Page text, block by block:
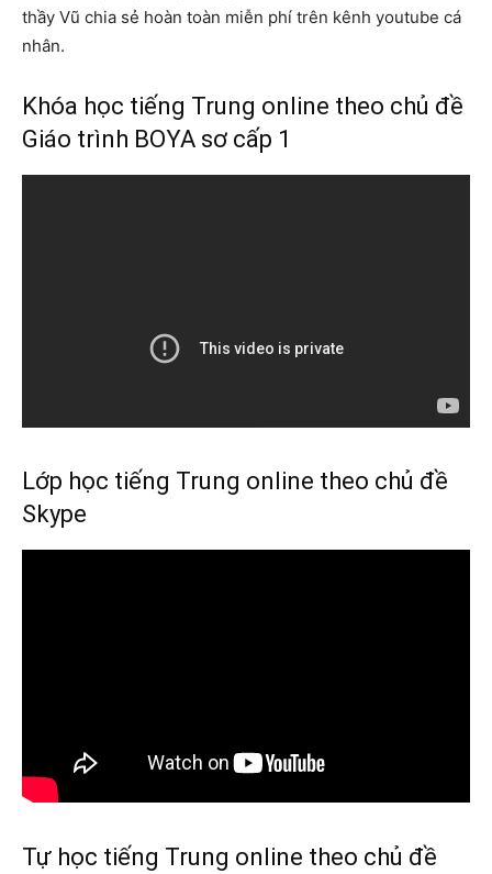
thầy Vũ chia sẻ hoàn toàn miễn phí trên kênh youtube cá
nhân.
Khóa học tiếng Trung online theo chủ đề
Giáo trình BOYA sơ cấp 1
Lớp học tiếng Trung online theo chủ đề
Skype
Tự học tiếng Trung online theo chủ đề